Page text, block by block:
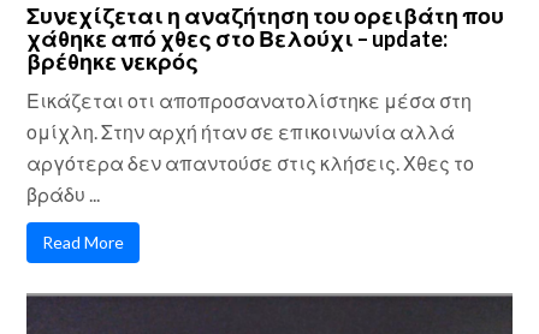
Συνεχίζεται η αναζήτηση του ορειβάτη που
χάθηκε από χθες στο Βελούχι – update:
βρέθηκε νεκρός
Εικάζεται οτι αποπροσανατολίστηκε μέσα στη
ομίχλη. Στην αρχή ήταν σε επικοινωνία αλλά
αργότερα δεν απαντούσε στις κλήσεις. Χθες το
βράδυ ...
Read More